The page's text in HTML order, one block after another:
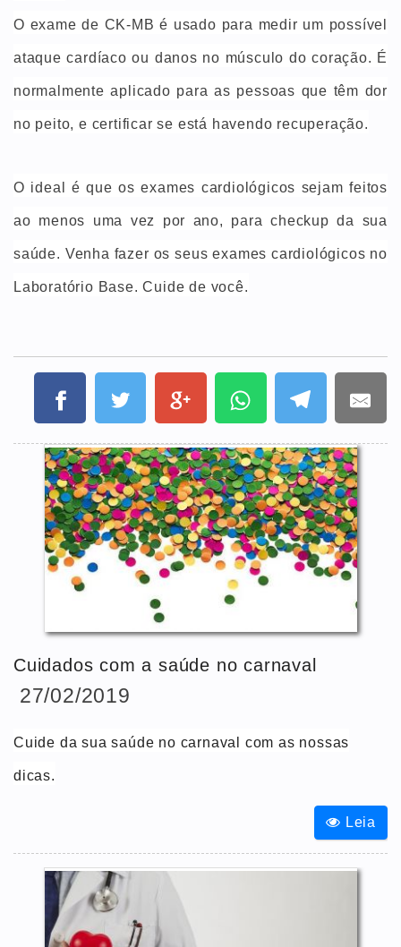
O exame de CK-MB é usado para medir um possível
ataque cardíaco ou danos no músculo do coração. É
normalmente aplicado para as pessoas que têm dor
no peito, e certificar se está havendo recuperação.
O ideal é que os exames cardiológicos sejam feitos
ao menos uma vez por ano, para checkup da sua
saúde. Venha fazer os seus exames cardiológicos no
Laboratório Base. Cuide de você.
Cuidados com a saúde no carnaval
27/02/2019
Cuide da sua saúde no carnaval com as nossas
dicas.
Leia